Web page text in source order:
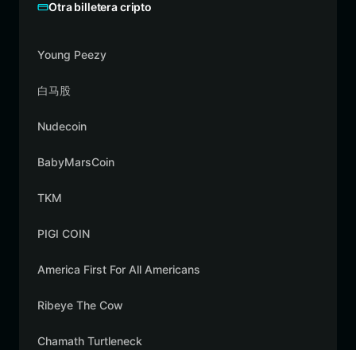
Otra billetera cripto
Young Peezy
白马股
Nudecoin
BabyMarsCoin
TKM
PIGI COIN
America First For All Americans
Ribeye The Cow
Chamath Turtleneck